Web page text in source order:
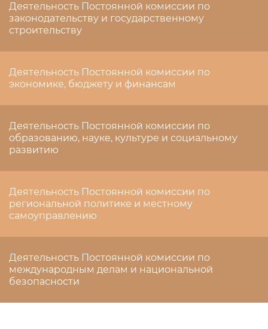
Деятельность Постоянной комиссии по
законодательству и государственному
строительству
Деятельность Постоянной комиссии по
экономике, бюджету и финансам
Деятельность Постоянной комиссии по
образованию, науке, культуре и социальному
развитию
Деятельность Постоянной комиссии по
региональной политике и местному
самоуправлению
Деятельность Постоянной комиссии по
международным делам и национальной
безопасности